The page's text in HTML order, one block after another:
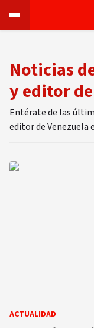
Noticias
y editor
Entérate de las
editor de Venezuela
ACTUALIDAD